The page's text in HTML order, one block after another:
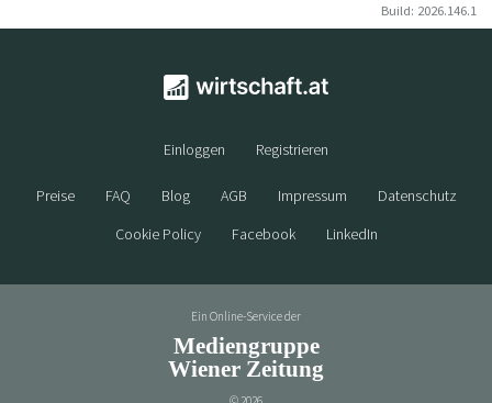
Build: 2026.146.1
Einloggen Registrieren
Preise FAQ Blog AGB Impressum
Datenschutz
Cookie Policy
Facebook LinkedIn
Ein Online-Service der
Mediengruppe
Wiener Zeitung